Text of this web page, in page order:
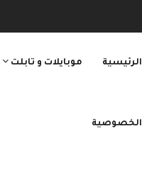
الرئيسية موبايلات و تابلت
الخصوصية